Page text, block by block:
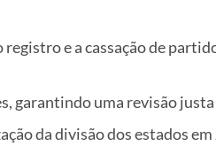
registro e a cassação de
garantindo uma revisão
da divisão dos estados